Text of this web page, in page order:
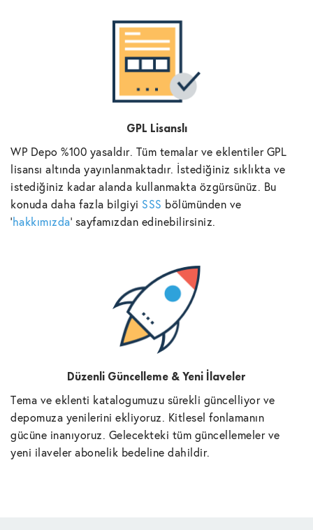
GPL Lisanslı
WP Depo %100 yasaldır. Tüm temalar ve eklentiler GPL
lisansı altında yayınlanmaktadır. İstediğiniz sıklıkta ve
istediğiniz kadar alanda kullanmakta özgürsünüz. Bu
konuda daha fazla bilgiyi SSS bölümünden ve
'hakkımızda' sayfamızdan edinebilirsiniz.
Düzenli Güncelleme & Yeni İlaveler
Tema ve eklenti katalogumuzu sürekli güncelliyor ve
depomuza yenilerini ekliyoruz. Kitlesel fonlamanın
gücüne inanıyoruz. Gelecekteki tüm güncellemeler ve
yeni ilaveler abonelik bedeline dahildir.